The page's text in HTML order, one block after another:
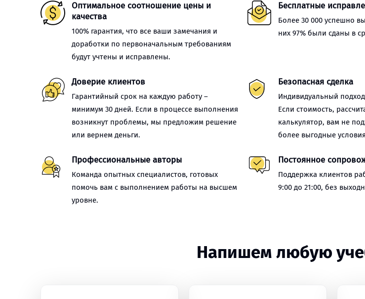
Оптимальное соотношение цены и
качества
100% гарантия, что все ваши замечания и
доработки по первоначальным требованиям
будут учтены и исправлены.
Бесплатные
Более 30 000 успешно
них 97% были сданы в
Доверие клиентов
Гарантийный срок на каждую работу –
минимум 30 дней. Если в процессе выполнения
возникнут проблемы, мы предложим решение
или вернем деньги.
Безопасная сделка
Индивидуальный
Если стоимость,
калькулятор, вам не
более выгодные
Профессиональные авторы
Команда опытных специалистов, готовых
помочь вам с выполнением работы на высшем
уровне.
Постоянное
Поддержка клиентов
9:00 до 21:00, без
Напишем любую